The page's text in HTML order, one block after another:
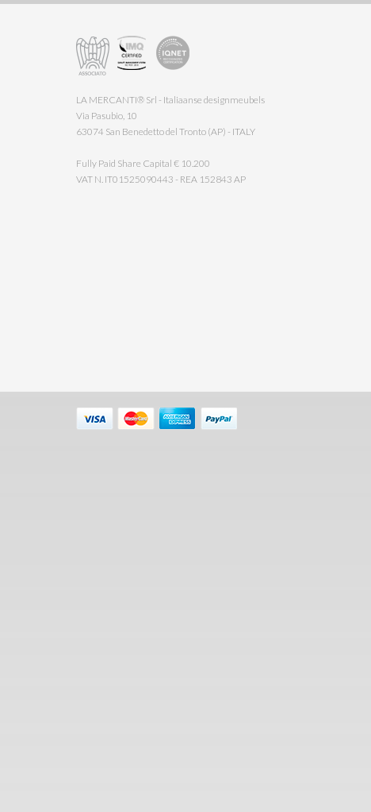
LA MERCANTI® Srl - Italiaanse designmeubels
Via Pasubio, 10
63074 San Benedetto del Tronto (AP) - ITALY
Fully Paid Share Capital € 10.200
VAT N. IT01525090443 - REA 152843 AP